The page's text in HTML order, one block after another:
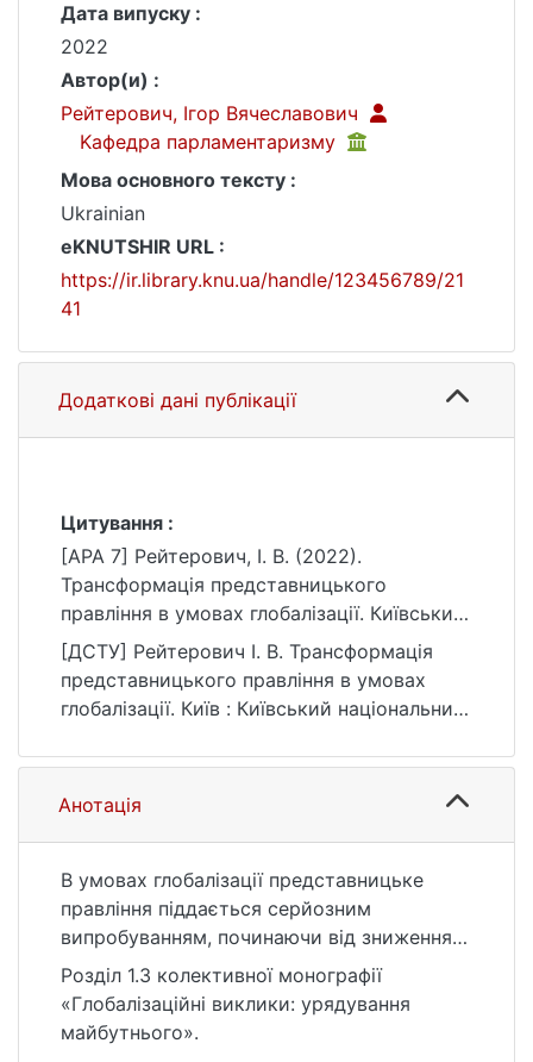
Дата випуску :
2022
Автор(и) :
Рейтерович, Ігор Вячеславович
Kафедра парламентаризму
Мова основного тексту :
Ukrainian
eKNUTSHIR URL :
https://ir.library.knu.ua/handle/123456789/21
41
Додаткові дані публікації
Цитування :
[APA 7] Рейтерович, І. В. (2022).
Трансформація представницького
правління в умовах глобалізації. Київський
національний університет імені Тараса
Шевченка.
https://ir.library.knu.ua/handle/123456789/21
[ДСТУ] Рейтерович І. В. Трансформація
представницького правління в умовах
глобалізації. Київ : Київський національний
URL:
https://ir.library.knu.ua/handle/123456789/21
41 (дата звернення: 26.07.2026).
Анотація
В умовах глобалізації представницьке
правління піддається серйозним
випробуванням, починаючи від зниження
рівня довіри з боку громадян до
політичних інститутів і лідерів у
розвинутих демократичних країнах та
закінчуючи відвертою імітацією
Розділ 1.3 колективної монографії
«Глобалізаційні виклики: урядування
майбутнього».